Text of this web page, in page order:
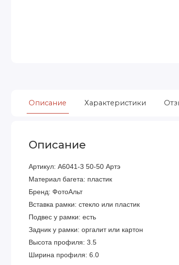
Описание Характеристики
Описание
Артикул: A6041-3 50-50 Артэ
Материал багета: пластик
Бренд: ФотоАльт
Вставка рамки: стекло или пластик
Подвес у рамки: есть
Задник у рамки: оргалит или картон
Высота профиля: 3.5
Ширина профиля: 6.0